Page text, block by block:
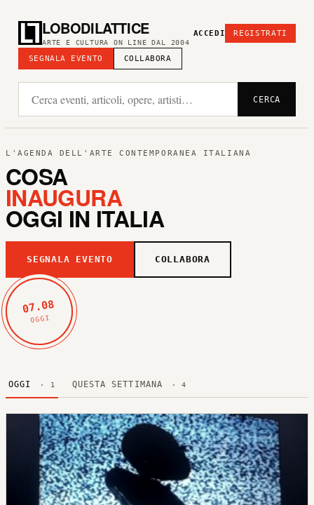
LOBODILATTICE
ARTE E CULTURA ON LINE DAL 2004
SEGNALA EVENTO COLLABORA
ACCEDI REGISTRATI
CERCA
L'AGENDA DELL'ARTE CONTEMPORANEA ITALIANA
COSA
INAUGURA
OGGI IN ITALIA
SEGNALA EVENTO COLLABORA
07.08
OGGI
OGGI · 1 QUESTA SETTIMANA · 4